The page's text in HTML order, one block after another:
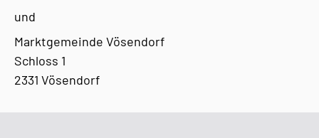
und
Marktgemeinde Vösendorf
Schloss 1
2331 Vösendorf